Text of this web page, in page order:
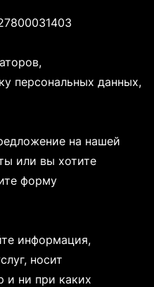
персональных данных,
на нашей
или вы хотите
форму
информация,
носит
и ни при каких